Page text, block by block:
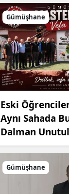
Gümüşhane
Eski
Aynı Sahada
Dalman
Gümüşhane